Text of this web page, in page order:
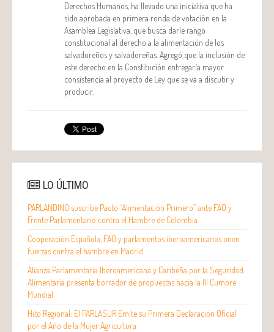
Derechos Humanos, ha llevado una iniciativa que ha
sido aprobada en primera ronda de votación en la
Asamblea Legislativa, que busca darle rango
constitucional al derecho a la alimentación de los
salvadoreños y salvadoreñas. Agregó que la inclusión de
este derecho en la Constitución entregaría mayor
consistencia al proyecto de Ley que se va a discutir y
producir.
LO ÚLTIMO
PARLANDINO suscribe Pacto “Alimentación Primero” ante FAO y
Frente Parlamentario contra el Hambre de Colombia
Cooperación Española, FAO y parlamentos iberoamericanos unen
fuerzas contra el hambre en Madrid
Alianza Parlamentaria Iberoamericana y Caribeña por la Seguridad
Alimentaria presenta borrador de propuestas hacia la III Cumbre
Mundial
Hito Regional: El PARLASUR Emite su Primera Declaración Oficial
por el Año de la Mujer Agricultora